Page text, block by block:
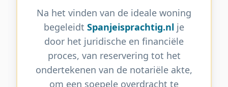
Na het vinden van de ideale woning
begeleidt Spanjeisprachtig.nl je
door het juridische en financiële
proces, van reservering tot het
ondertekenen van de notariële akte,
om een soepele overdracht te